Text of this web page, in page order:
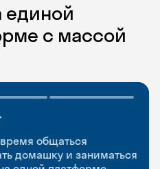
единой
с массой
общаться
домашку и заниматься
новые слова где
практики